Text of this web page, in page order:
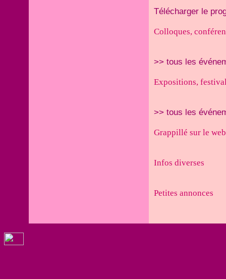
Télécharger le
Colloques,
>> tous les
Expositions,
>> tous les
Grappillé sur le web
Infos diverses
Petites annonces